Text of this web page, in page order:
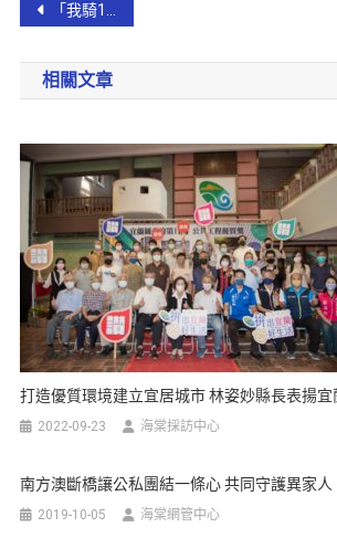
「我騎1公里你捐10塊錢」 宜蘭中、小學校長義騎鐵馬募款
相關文章
打造優質環境建立宜居城市 林姿妙縣長表揚
2022-09-23 海棠採訪中心
南方澳斷橋讓公私團結一條心 共同守護異家人
2019-10-05 海棠網管中心